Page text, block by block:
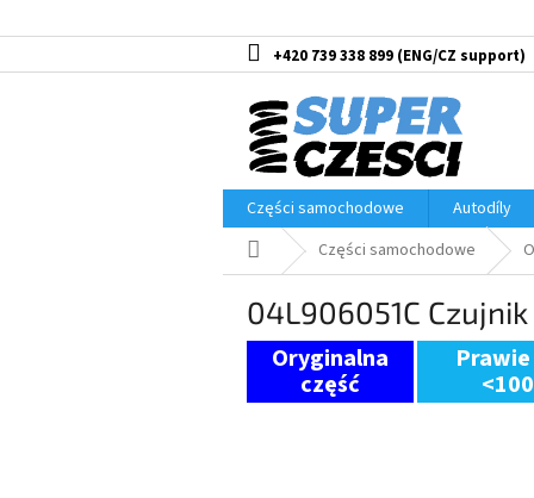
do
+420 739 338 899
Części samochodowe
Autodíly
Home Części samochodowe
04L906051C